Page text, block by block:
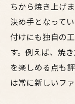
安さと
力
コスパ
焼鳥好きが
ちから焼き上げ
決め手となって
付けにも独自の
す。例えば、焼
を楽しめる点も
は常に新しいフ